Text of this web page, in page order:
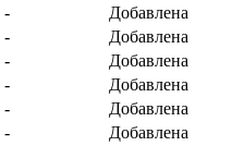
-
Добавлена
-
Добавлена
-
Добавлена
-
Добавлена
-
Добавлена
-
Добавлена